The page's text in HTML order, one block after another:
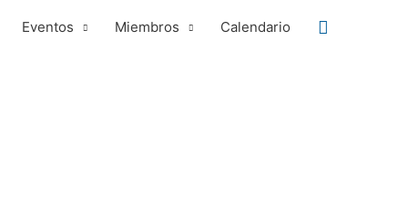
Eventos Miembros Calendario Buscar